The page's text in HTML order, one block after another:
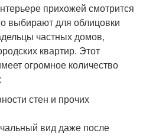
прихожей смотрится
выбирают для облицовки
частных домов,
квартир. Этот
огромное количество
стен и прочих
вид даже после